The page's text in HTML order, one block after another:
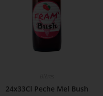
24x33Cl Peche Mel Bush